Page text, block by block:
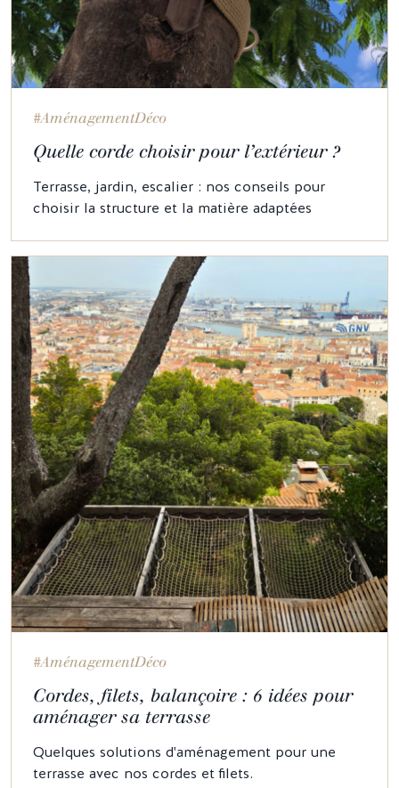
#AménagementDéco
Quelle corde choisir pour l’extérieur ?
Terrasse, jardin, escalier : nos conseils pour
choisir la structure et la matière adaptées
#AménagementDéco
Cordes, filets, balançoire : 6 idées pour
aménager sa terrasse
Quelques solutions d'aménagement pour une
terrasse avec nos cordes et filets.